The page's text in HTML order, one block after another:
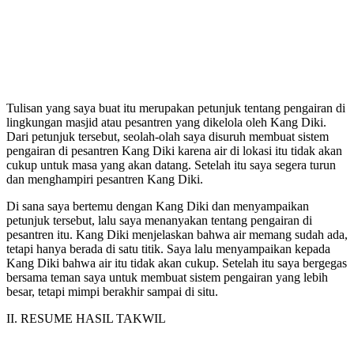
Tulisan yang saya buat itu merupakan petunjuk tentang pengairan di
lingkungan masjid atau pesantren yang dikelola oleh Kang Diki.
Dari petunjuk tersebut, seolah-olah saya disuruh membuat sistem
pengairan di pesantren Kang Diki karena air di lokasi itu tidak akan
cukup untuk masa yang akan datang. Setelah itu saya segera turun
dan menghampiri pesantren Kang Diki.
Di sana saya bertemu dengan Kang Diki dan menyampaikan
petunjuk tersebut, lalu saya menanyakan tentang pengairan di
pesantren itu. Kang Diki menjelaskan bahwa air memang sudah ada,
tetapi hanya berada di satu titik. Saya lalu menyampaikan kepada
Kang Diki bahwa air itu tidak akan cukup. Setelah itu saya bergegas
bersama teman saya untuk membuat sistem pengairan yang lebih
besar, tetapi mimpi berakhir sampai di situ.
II. RESUME HASIL TAKWIL